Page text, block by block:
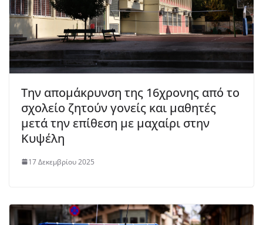
Την απομάκρυνση της 16χρονης από το
σχολείο ζητούν γονείς και μαθητές
μετά την επίθεση με μαχαίρι στην
Κυψέλη
17 Δεκεμβρίου 2025